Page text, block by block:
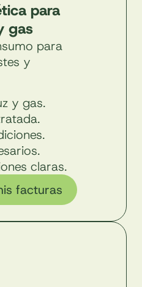
para
gas
para
y
y gas.
claras.
facturas